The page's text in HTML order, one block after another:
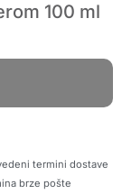
100 ml
termini dostave
brze pošte